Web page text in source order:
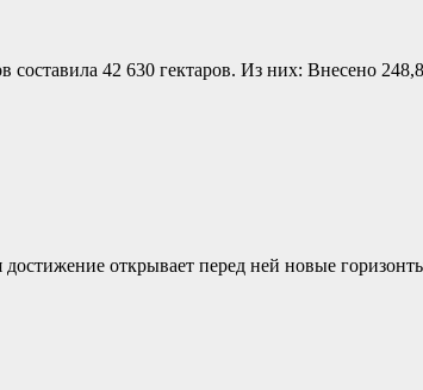
составила 42 630 гектаров. Из них: Внесено
открывает перед ней новые